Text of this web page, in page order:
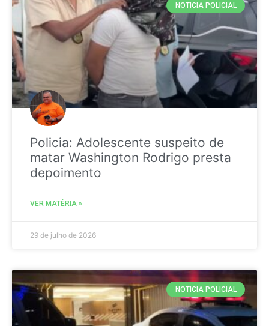
NOTICIA POLICIAL
Policia: Adolescente suspeito de
matar Washington Rodrigo presta
depoimento
VER MATÉRIA »
29 de julho de 2026
NOTICIA POLICIAL